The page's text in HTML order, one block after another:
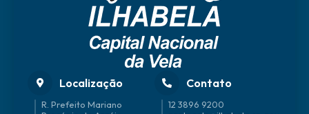
Localização
R. Prefeito Mariano
Contato
12 3896 9200